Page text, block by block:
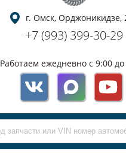
г. Омск, Орджоникидзе,
+7 (993) 399-30-29
Работаем ежедневно с 9:00